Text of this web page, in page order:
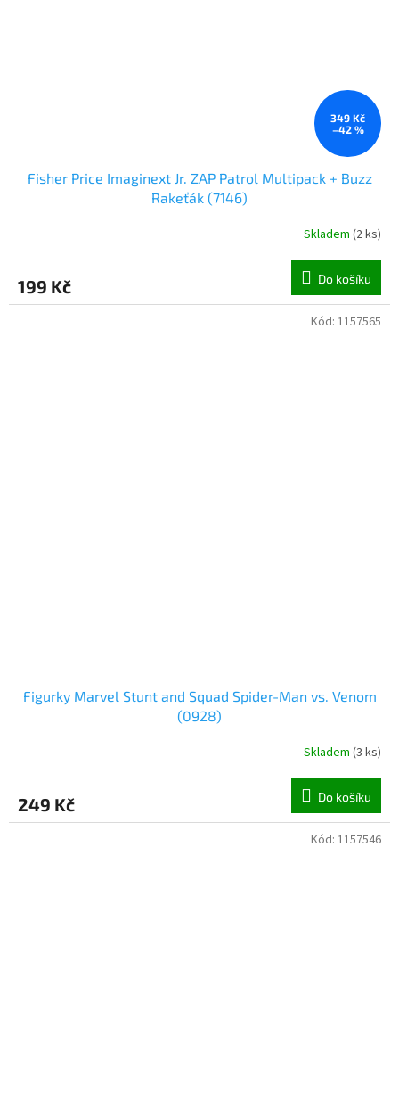
349 Kč
–42 %
Fisher Price Imaginext Jr. ZAP Patrol Multipack + Buzz
Rakeťák (7146)
Skladem (2 ks)
199 Kč Do košíku
Figurky Marvel Stunt and Squad Spider-Man vs. Venom
(0928)
Skladem (3 ks)
249 Kč Do košíku
Kód: 1157565
Kód: 1157546